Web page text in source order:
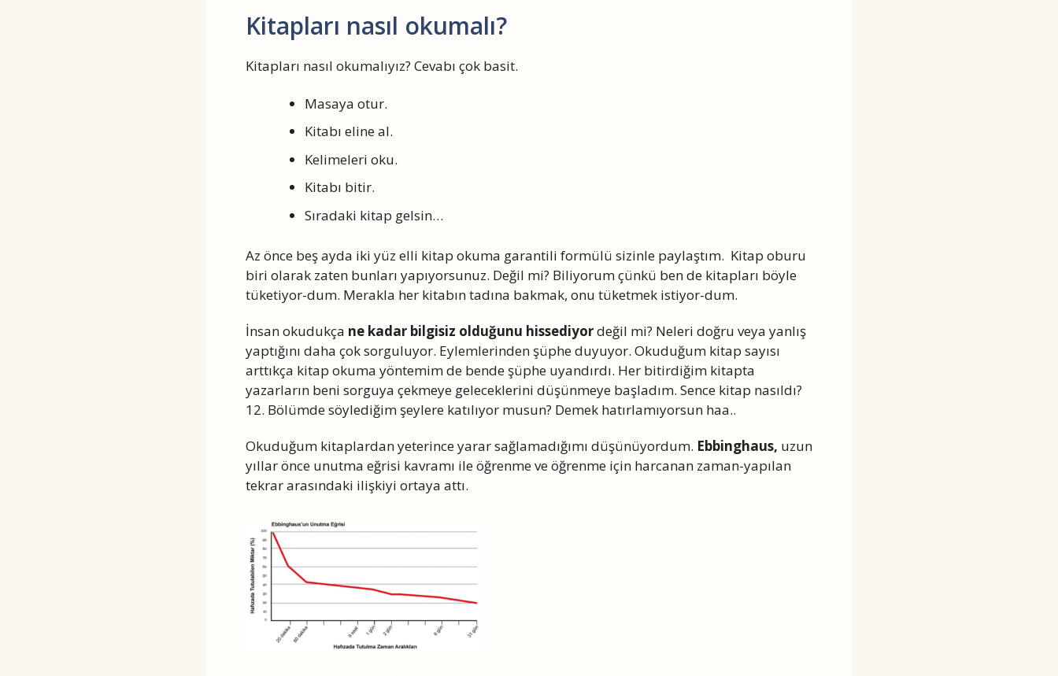
Kitapları nasıl okumalı?
Kitapları nasıl okumalıyız? Cevabı çok basit.
Masaya otur.
Kitabı eline al.
Kelimeleri oku.
Kitabı bitir.
Sıradaki kitap gelsin…
Az önce beş ayda iki yüz elli kitap okuma garantili formülü sizinle paylaştım. Kitap oburu
biri olarak zaten bunları yapıyorsunuz. Değil mi? Biliyorum çünkü ben de kitapları böyle
tüketiyor-dum. Merakla her kitabın tadına bakmak, onu tüketmek istiyor-dum.
İnsan okudukça ne kadar bilgisiz olduğunu hissediyordeğil mi? Neleri doğru veya yanlış
yaptığını daha çok sorguluyor. Eylemlerinden şüphe duyuyor. Okuduğum kitap sayısı
arttıkça kitap okuma yöntemim de bende şüphe uyandırdı. Her bitirdiğim kitapta
yazarların beni sorguya çekmeye geleceklerini düşünmeye başladım. Sence kitap nasıldı?
12. Bölümde söylediğim şeylere katılıyor musun? Demek hatırlamıyorsun haa..
Okuduğum kitaplardan yeterince yarar sağlamadığımı düşünüyordum. Ebbinghaus, uzun
yıllar önce unutma eğrisi kavramı ile öğrenme ve öğrenme için harcanan zaman-yapılan
tekrar arasındaki ilişkiyi ortaya attı.